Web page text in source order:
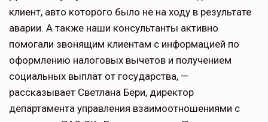
клиент, авто которого было не на ходу в результате
аварии. А также наши консультанты активно
помогали звонящим клиентам с информацией по
оформлению налоговых вычетов и получением
социальных выплат от государства, —
рассказывает Светлана Бери, директор
департамента управления взаимоотношениями с